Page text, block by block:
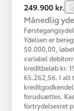
249.900 kr.
Månedlig
Ydelsen er
50.000,00,
variabel
kreditbeløb kr.
65.262,56. I alt
forudsættes.
fortrydelsesret